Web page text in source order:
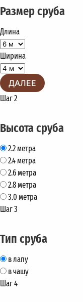
Размер сруба
Длина
Ширина
ДАЛЕЕ
Шаг 2
Высота сруба
2.2 метра
2.4 метра
2.6 метра
2.8 метра
3.0 метра
Шаг 3
Тип сруба
в лапу
в чашу
Шаг 4